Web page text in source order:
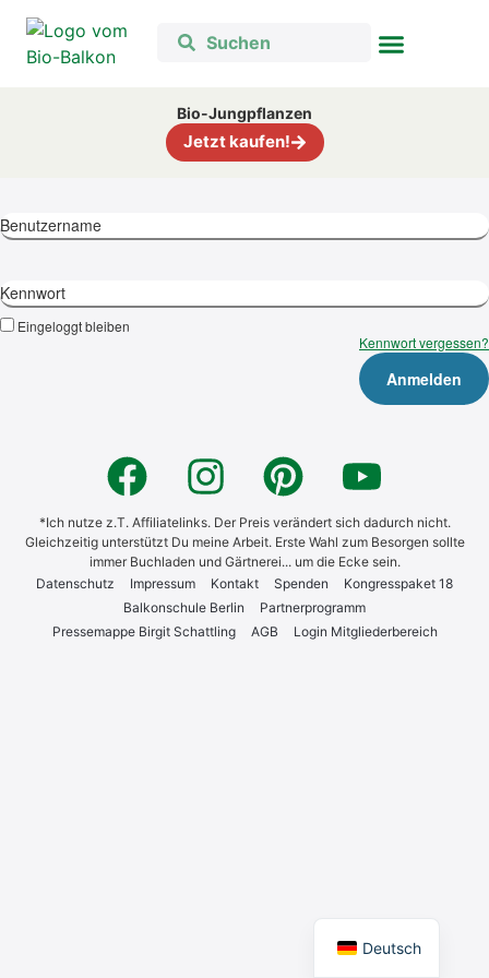
Bio-Jungpflanzen
Jetzt kaufen!
Benutzername
Kennwort
Eingeloggt bleiben
Kennwort vergessen?
*Ich nutze z.T. Affiliatelinks. Der Preis verändert sich dadurch nicht.
Gleichzeitig unterstützt Du meine Arbeit. Erste Wahl zum Besorgen sollte
immer Buchladen und Gärtnerei... um die Ecke sein.
Daten­schutz
Impres­sum Kon­takt Spen­den
Kon­gress­pa­ket 18
Bal­kon­schu­le Ber­lin
Part­ner­pro­gramm
Pres­se­map­pe Bir­git Schatt­ling
AGB Log­in Mit­glie­der­be­reich
Deutsch